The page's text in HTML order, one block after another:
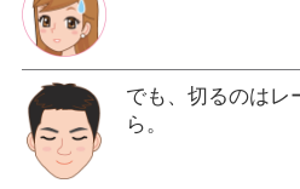
でも、切るのはレ
ら。